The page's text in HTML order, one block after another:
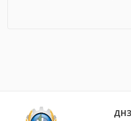
примірками. 22 червня
мислення та вміння